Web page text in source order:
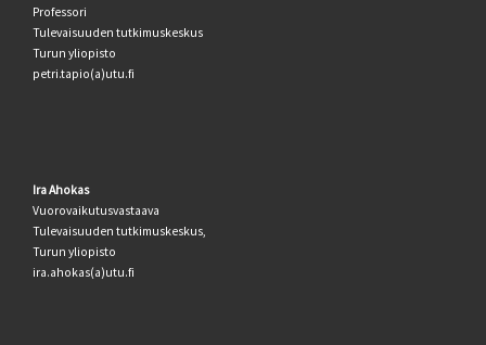
Professori
Tulevaisuuden tutkimuskeskus
Turun yliopisto
petri.tapio(a)utu.fi
Ira Ahokas
Vuorovaikutusvastaava
Tulevaisuuden tutkimuskeskus,
Turun yliopisto
ira.ahokas(a)utu.fi